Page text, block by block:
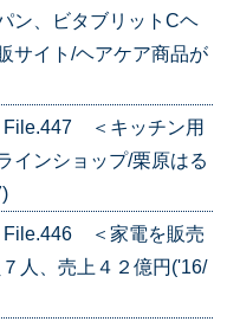
ン、ビタブリットCヘ
サイト/ヘアケア商品が
File.447 ＜キッチン用
インショップ/栗原はる
File.446 ＜家電を販売
人、売上４２億円('16/